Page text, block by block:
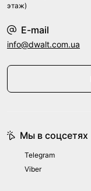
этаж)
E-mail
info@dwalt.com.ua
Мы в соцсетях
Telegram
Viber